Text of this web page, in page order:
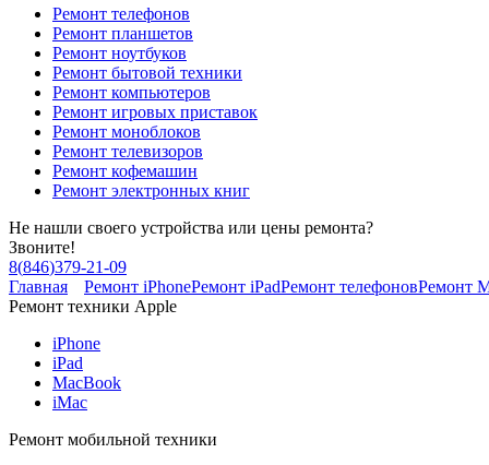
Ремонт телефонов
Ремонт планшетов
Ремонт ноутбуков
Ремонт бытовой техники
Ремонт компьютеров
Ремонт игровых приставок
Ремонт моноблоков
Ремонт телевизоров
Ремонт кофемашин
Ремонт электронных книг
Не нашли своего устройства или цены ремонта?
Звоните!
8(846)379-21-09
Главная
Ремонт iPhoneРемонт iPadРемонт телефоновРемонт
Ремонт техники Apple
iPhone
iPad
MacBook
iMac
Ремонт мобильной техники